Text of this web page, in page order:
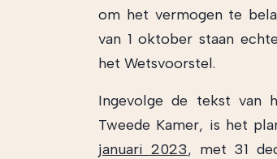
om het vermogen te
van 1 oktober staan
het Wetsvoorstel.
Ingevolge de tekst van
Tweede Kamer, is het
januari 2023, met 31